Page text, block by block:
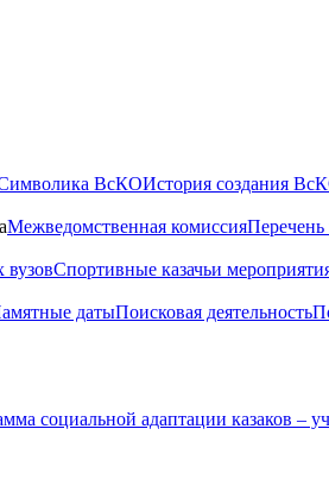
ВсКОИстория создания
Межведомственная комиссия
вузовСпортивные казачьи
датыПоисковая деятельность
социальной адаптации казаков –